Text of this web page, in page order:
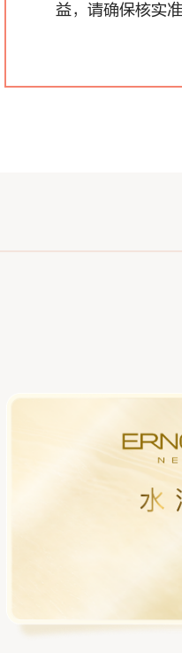
益，请确保核实准